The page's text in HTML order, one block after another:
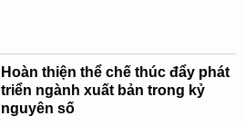
Hoàn thiện thể chế thúc đẩy phát
triển ngành xuất bản trong kỷ
nguyên số